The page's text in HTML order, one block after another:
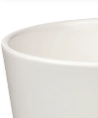
ソイヤボナ画像